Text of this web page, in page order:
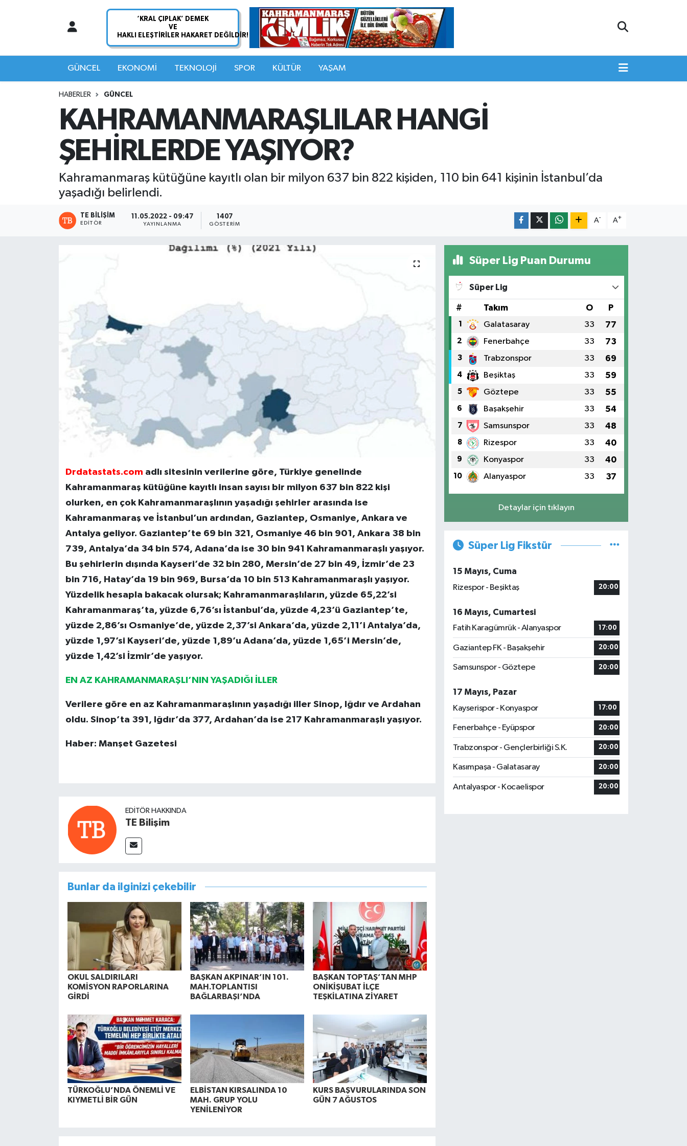
GÜNCEL EKONOMİ TEKNOLOJİ SPOR KÜLTÜR YAŞAM
HABERLER GÜNCEL
KAHRAMANMARAŞLILAR HANGİ
ŞEHİRLERDE YAŞIYOR?
Kahramanmaraş kütüğüne kayıtlı olan bir milyon 637 bin 822 kişiden, 110 bin 641 kişinin İstanbul’da
yaşadığı belirlendi.
TE BILIŞIM
EDITÖR
11.05.2022 - 09:47
YAYINLANMA
1407
GÖSTERIM
A- A+
Drdatastats.com adlı sitesinin verilerine göre, Türkiye genelinde
Kahramanmaraş kütüğüne kayıtlı insan sayısı bir milyon 637 bin 822 kişi
olurken, en çok Kahramanmaraşlının yaşadığı şehirler arasında ise
Kahramanmaraş ve İstanbul’un ardından, Gaziantep, Osmaniye, Ankara ve
Antalya geliyor. Gaziantep’te 69 bin 321, Osmaniye 46 bin 901, Ankara 38 bin
739, Antalya’da 34 bin 574, Adana’da ise 30 bin 941 Kahramanmaraşlı yaşıyor.
Bu şehirlerin dışında Kayseri’de 32 bin 280, Mersin’de 27 bin 49, İzmir’de 23
bin 716, Hatay’da 19 bin 969, Bursa’da 10 bin 513 Kahramanmaraşlı yaşıyor.
Yüzdelik hesapla bakacak olursak; Kahramanmaraşlıların, yüzde 65,22’si
Kahramanmaraş’ta, yüzde 6,76’sı İstanbul’da, yüzde 4,23’ü Gaziantep’te,
yüzde 2,86’sı Osmaniye’de, yüzde 2,37’si Ankara’da, yüzde 2,11’i Antalya’da,
yüzde 1,97’si Kayseri’de, yüzde 1,89’u Adana’da, yüzde 1,65’i Mersin’de,
yüzde 1,42’si İzmir’de yaşıyor.
EN AZ KAHRAMANMARAŞLI’NIN YAŞADIĞI İLLER
Verilere göre en az Kahramanmaraşlının yaşadığı iller Sinop, Iğdır ve Ardahan
oldu. Sinop’ta 391, Iğdır’da 377, Ardahan’da ise 217 Kahramanmaraşlı yaşıyor.
Haber: Manşet Gazetesi
EDITÖR HAKKINDA
TE Bilişim
Bunlar da ilginizi çekebilir
OKUL SALDIRILARI
KOMİSYON RAPORLARINA
GİRDİ
BAŞKAN AKPINAR’IN 101.
MAH.TOPLANTISI
BAĞLARBAŞI’NDA
BAŞKAN TOPTAŞ’TAN MHP
ONİKİŞUBAT İLÇE
TEŞKİLATINA ZİYARET
TÜRKOĞLU’NDA ÖNEMLİ VE
KIYMETLİ BİR GÜN
ELBİSTAN KIRSALINDA 10
MAH. GRUP YOLU
YENİLENİYOR
KURS BAŞVURULARINDA SON
GÜN 7 AĞUSTOS
Süper Lig Puan Durumu
Süper Lig
# Takım O P
1 Galatasaray 33 77
2 Fenerbahçe 33 73
3 Trabzonspor 33 69
4 Beşiktaş 33 59
5 Göztepe 33 55
6 Başakşehir 33 54
7 Samsunspor 33 48
8 Rizespor 33 40
9 Konyaspor 33 40
10 Alanyaspor 33 37
Detaylar için tıklayın
Süper Lig Fikstür
15 Mayıs, Cuma
Rizespor - Beşiktaş
20:00
16 Mayıs, Cumartesi
Fatih Karagümrük - Alanyaspor
17:00
Gaziantep FK - Başakşehir 20:00
Samsunspor - Göztepe 20:00
17 Mayıs, Pazar
Kayserispor - Konyaspor
17:00
Fenerbahçe - Eyüpspor 20:00
Trabzonspor - Gençlerbirliği S.K. 20:00
Kasımpaşa - Galatasaray 20:00
Antalyaspor - Kocaelispor 20:00
Hava Durumu
Namaz Vakitleri
Trafik Durumu
Süper Lig Puan Durumu ve Fikstür
Son Dakika Haberleri
Haber Arşivi